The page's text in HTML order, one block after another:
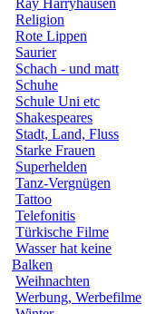
Ray Harryhausen
Religion
Rote Lippen
Saurier
Schach - und matt
Schuhe
Schule Uni etc
Shakespeares
Stadt, Land, Fluss
Starke Frauen
Superhelden
Tanz-Vergnügen
Tattoo
Telefonitis
Türkische Filme
Wasser hat keine
Balken
Weihnachten
Werbung, Werbefilme